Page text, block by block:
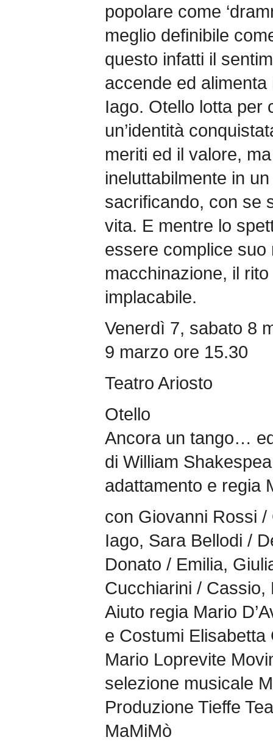
popolare come
meglio definibile
questo infatti il
accende ed
Iago. Otello lotta per
un’identità
meriti ed il valore,
ineluttabilmente in
sacrificando, con se
vita. E mentre lo
essere complice suo
macchinazione, il
implacabile.
Venerdì 7, sabato 8
9 marzo ore 15.30
Teatro Ariosto
Otello
Ancora un tango…
di William
adattamento e regia
con Giovanni Rossi
Iago, Sara Bellodi /
Donato / Emilia,
Cucchiarini / Cassio,
Aiuto regia Mario
e Costumi
Mario Loprevite
selezione musicale
Produzione Tieffe
MaMiMò